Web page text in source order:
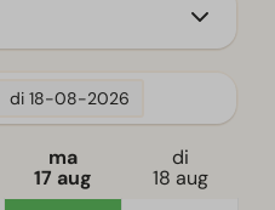
di 18-08-2026
ma
17 aug
di
18 aug